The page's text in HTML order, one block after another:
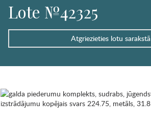
Lote №42325
Atgriezieties lotu sarakstā